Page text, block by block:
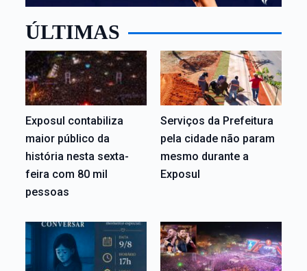
ÚLTIMAS
Exposul contabiliza
maior público da
história nesta sexta-
feira com 80 mil
pessoas
Serviços da Prefeitura
pela cidade não param
mesmo durante a
Exposul